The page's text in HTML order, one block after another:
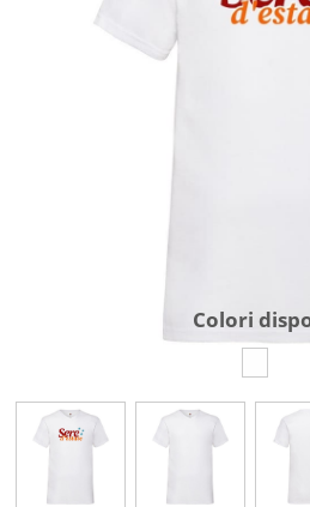
Colori